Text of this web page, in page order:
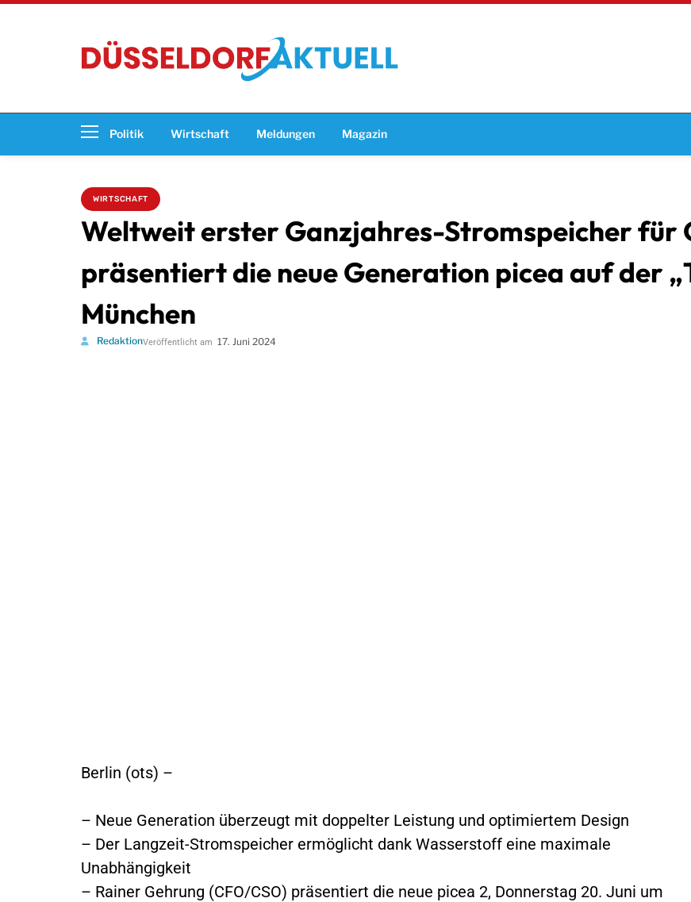
Politik Wirtschaft Meldungen Magazin
WIRTSCHAFT
Weltweit erster Ganzjahres-Stromspeicher für
präsentiert die neue Generation picea auf der
München
RedaktionVeröffentlicht am 17. Juni 2024
Berlin (ots) –
– Neue Generation überzeugt mit doppelter Leistung und optimiertem Design
– Der Langzeit-Stromspeicher ermöglicht dank Wasserstoff eine maximale
Unabhängigkeit
– Rainer Gehrung (CFO/CSO) präsentiert die neue picea 2, Donnerstag 20. Juni um